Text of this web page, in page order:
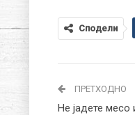
Сподели
ПРЕТХОДНО
Не јадете месо